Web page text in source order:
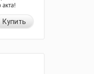
Купить